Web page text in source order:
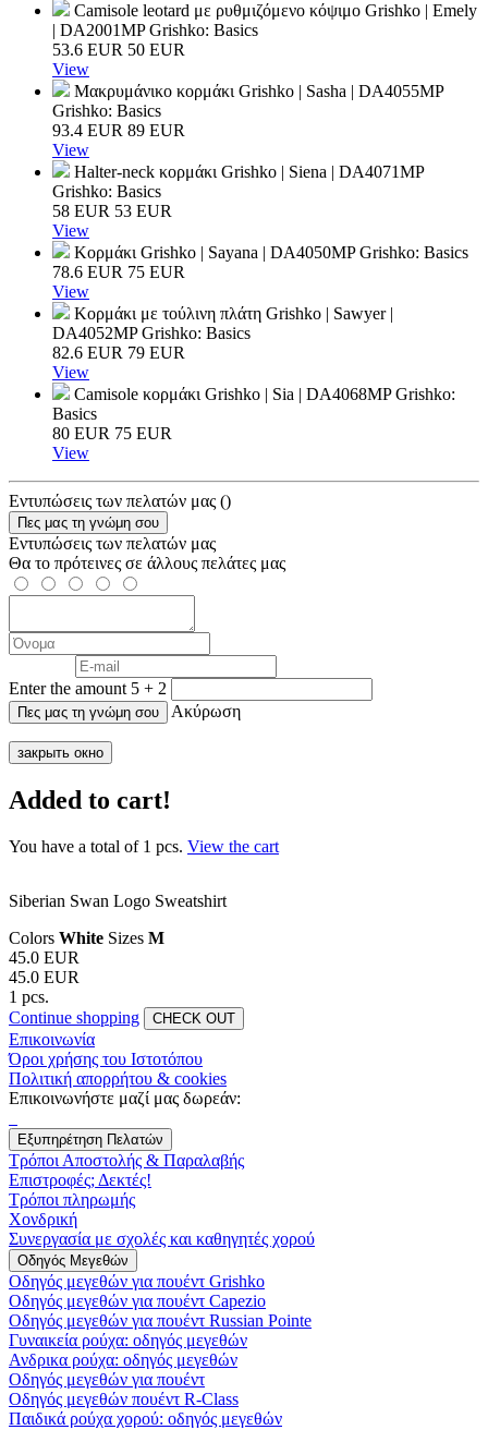
Camisole leotard με ρυθμιζόμενο κόψιμο Grishko | Emely
| DA2001MP Grishko: Basics
53.6 EUR 50 EUR
View
Μακρυμάνικο κορμάκι Grishko | Sasha | DA4055MP
Grishko: Basics
93.4 EUR 89 EUR
View
Halter‑neck κορμάκι Grishko | Siena | DA4071MP
Grishko: Basics
58 EUR 53 EUR
View
Κορμάκι Grishko | Sayana | DA4050MP Grishko: Basics
78.6 EUR 75 EUR
View
Κορμάκι με τούλινη πλάτη Grishko | Sawyer |
DA4052MP Grishko: Basics
82.6 EUR 79 EUR
View
Camisole κορμάκι Grishko | Sia | DA4068MP Grishko:
Basics
80 EUR 75 EUR
View
Εντυπώσεις των πελατών μας ()
Εντυπώσεις των πελατών μας
Θα το πρότεινες σε άλλους πελάτες μας
Enter the amount 5 + 2
Ακύρωση
закрыть окно
Added to cart!
You have a total of 1 pcs. View the cart
Siberian Swan Logo Sweatshirt
Colors White Sizes M
45.0 EUR
45.0 EUR
1 pcs.
Continue shopping
CHECK OUT
Επικοινωνία
Όροι χρήσης του Ιστοτόπου
Πολιτική απορρήτου & cookies
Επικοινωνήστε μαζί μας δωρεάν:
Εξυπηρέτηση Πελατών
Τρόποι Αποστολής & Παραλαβής
Επιστροφές; Δεκτές!
Τρόποι πληρωμής
Χονδρική
Συνεργασία με σχολές και καθηγητές χορού
Οδηγός Μεγεθών
Οδηγός μεγεθών για πουέντ Grishko
Οδηγός μεγεθών για πουέντ Capezio
Οδηγός μεγεθών για πουέντ Russian Pointe
Γυναικεία ρούχα: οδηγός μεγεθών
Ανδρικα ρούχα: οδηγός μεγεθών
Οδηγός μεγεθών για πουέντ
Οδηγός μεγεθών πουέντ R-Class
Παιδικά ρούχα χορού: οδηγός μεγεθών